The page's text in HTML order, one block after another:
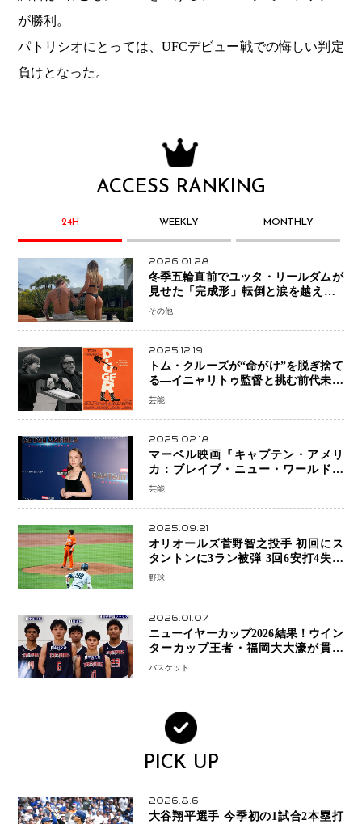
が勝利。
パトリシオにとっては、UFCデビュー戦での悔しい判定
負けとなった。
ACCESS RANKING
24H WEEKLY MONTHLY
2026.01.28
冬季五輪直前でユッタ・リールダムが
見せた「完成形」転倒と涙を越えて─
ミラノで金を狙うオランダ女王の現在
その他
2025.12.19
トム・クルーズが“命がけ”を脱ぎ捨て
る―イニャリトゥ監督と挑む前代未聞
の大惨事コメディ「DIGGER ディガ
芸能
2025.02.18
マーベル映画『キャプテン・アメリ
カ：ブレイブ・ニュー・ワールド』
新ブラック・ウィドウ役のシラ・ハー
芸能
2025.09.21
オリオールズ菅野智之投手 初回にス
タントンに3ラン被弾 3回6安打4失点
で降板
野球
2026.01.07
ニューイヤーカップ2026結果！ウイン
ターカップ王者・福岡大大濠が貫禄
V！ 東山は“背番号継承”で新たな物語
バスケット
PICK UP
2026.8.6
大谷翔平選手 今季初の1試合2本塁打